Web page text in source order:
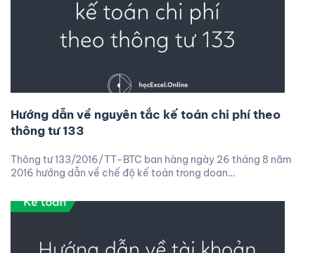
Hướng dẫn về nguyên tắc kế toán chi phí theo
thông tư 133
Thông tư 133/2016/TT-BTC ban hàng ngày 26 tháng 8 năm
2016 hướng dẫn về chế độ kế toán trong doan…